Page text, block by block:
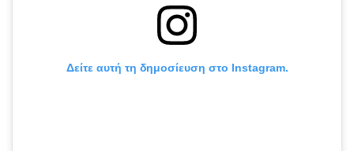
Δείτε αυτή τη δημοσίευση στο Instagram.